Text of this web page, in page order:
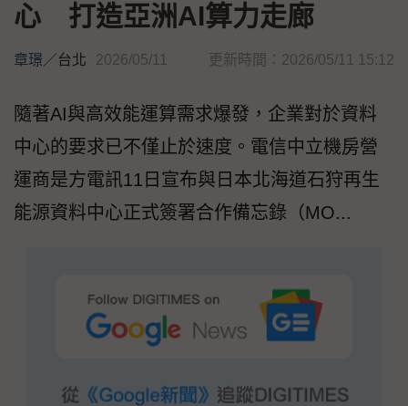
心 打造亞洲AI算力走廊
章璟／台北 2026/05/11 更新時間：2026/05/11 15:12
隨著AI與高效能運算需求爆發，企業對於資料
中心的要求已不僅止於速度。電信中立機房營
運商是方電訊11日宣布與日本北海道石狩再生
能源資料中心正式簽署合作備忘錄（MO...